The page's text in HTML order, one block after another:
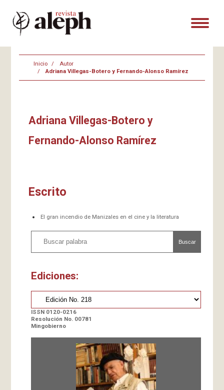
Inicio
Autor
Adriana Villegas-Botero y Fernando-Alonso Ramírez
Adriana Villegas-Botero y
Fernando-Alonso Ramírez
Escrito
El gran incendio de Manizales en el cine y la literatura
Buscar
Ediciones:
ISSN 0120-0216
Resolución No. 00781
Mingobierno